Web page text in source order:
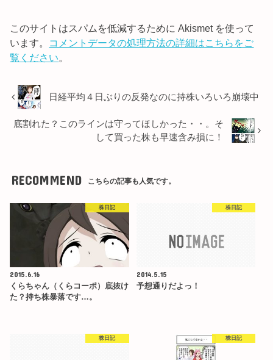
このサイトはスパムを低減するために Akismet を使って
います。 コメントデータの処理方法の詳細はこちらをご
覧ください。
日経平均４日ぶりの反発なのに持株いろいろ崩壊中
底割れた？このラインは守ってほしかった・・。そ
して買った株も早速含み損に！
RECOMMEND こちらの記事も人気です。
株日記
2015.6.16
くらちゃん（くらコーポ）底抜け
た？持ち株暴落です…。
株日記
2014.5.15
予想通りだよっ！
株日記 株日記